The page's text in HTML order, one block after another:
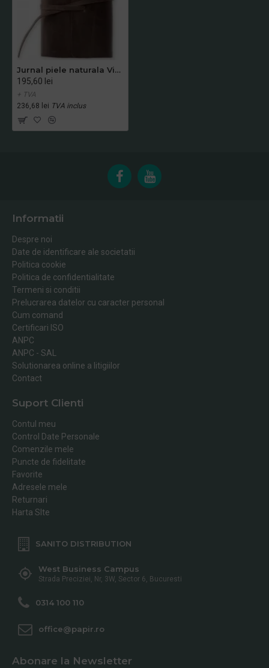
Jurnal piele naturala Vintage, 354 pagini, bloc detasabil, cutie cadou, lucrat manual, maro
195,60 lei
+ TVA
236,68 lei TVA inclus
Informatii
Despre noi
Date de identificare ale societatii
Politica cookie
Politica de confidentialitate
Termeni si conditii
Prelucrarea datelor cu caracter personal
Cum comand
Certificari ISO
ANPC
ANPC - SAL
Solutionarea online a litigiilor
Contact
Suport Clienti
Contul meu
Control Date Personale
Comenzile mele
Puncte de fidelitate
Favorite
Adresele mele
Returnari
Harta SIte
SANITO DISTRIBUTION
West Business Campus
Strada Preciziei, Nr, 3W, Sector 6, Bucuresti
0314 100 110
office@papir.ro
Abonare la Newsletter